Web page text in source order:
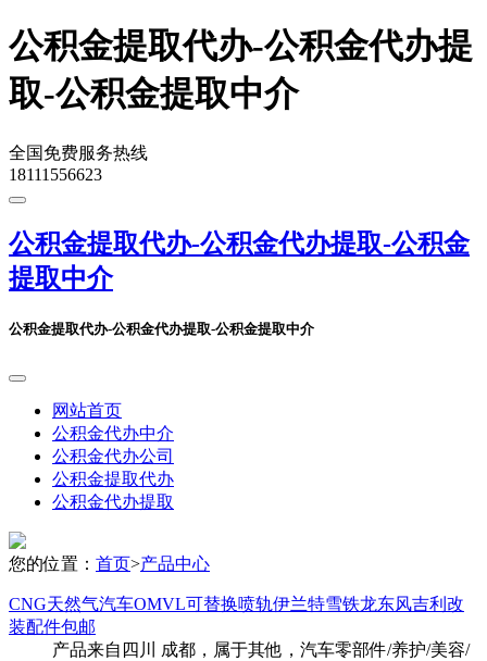
公积金提取代办-公积金代办提
取-公积金提取中介
全国免费服务热线
18111556623
公积金提取代办-公积金代办提取-公积金
提取中介
公积金提取代办-公积金代办提取-公积金提取中介
网站首页
公积金代办中介
公积金代办公司
公积金提取代办
公积金代办提取
您的位置： 首页>产品中心
CNG天然气汽车OMVL可替换喷轨伊兰特雪铁龙东风吉利改
装配件包邮
产品来自四川 成都，属于其他，汽车零部件/养护/美容/